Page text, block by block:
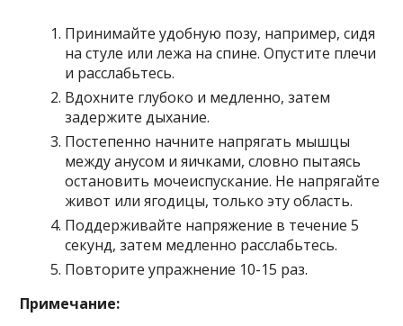
Принимайте удобную позу, например, сидя
на стуле или лежа на спине. Опустите плечи
и расслабьтесь.
Вдохните глубоко и медленно, затем
задержите дыхание.
Постепенно начните напрягать мышцы
между анусом и яичками, словно пытаясь
остановить мочеиспускание. Не напрягайте
живот или ягодицы, только эту область.
Поддерживайте напряжение в течение 5
секунд, затем медленно расслабьтесь.
Повторите упражнение 10-15 раз.
Примечание: